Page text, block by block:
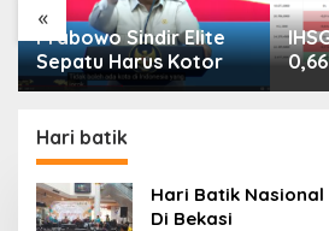
«
Prabowo Sindir Elite
Sepatu Harus Kotor
Hari batik
Hari Batik
Di Bekasi